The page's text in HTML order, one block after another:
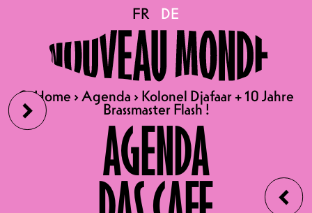
›
‹
FR DE
🔍Home›Agenda › Kolonel Djafaar + 10 Jahre
Brassmaster Flash !
AGENDA
FR DE
🔍Home›Agenda › Kolonel Djafaar + 10 Jahre
Brassmaster Flash !
Kolonel Djafaar + 10
Jahre Brassmaster Flash !
FR 13.11.2026
KOLONEL DJAFAAR +
10 JAHRE BRASSMASTER FLASH
!